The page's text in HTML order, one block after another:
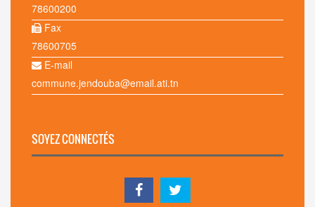
78600200
Fax
78600705
E-mail
commune.jendouba@email.ati.tn
SOYEZ CONNECTÉS